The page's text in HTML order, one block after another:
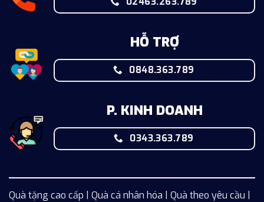
HỖ TRỢ
0848.363.789
P. KINH DOANH
0343.363.789
Quà tặng cao cấp | Quà cá nhân hóa | Quà theo yêu cầu |